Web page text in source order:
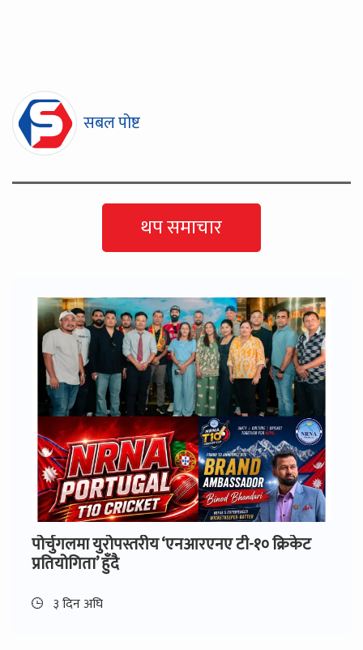
सबल पोष्ट
थप समाचार
पोर्चुगलमा युरोपस्तरीय ‘एनआरएनए टी-१० क्रिकेट
प्रतियोगिता’ हुँदै
३ दिन अघि